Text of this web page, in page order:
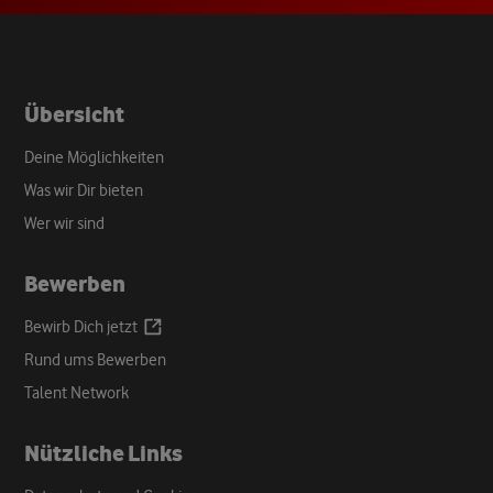
tab
Übersicht
Deine Möglichkeiten
Was wir Dir bieten
Wer wir sind
Bewerben
Bewirb Dich jetzt
Opens
Rund ums Bewerben
Talent Network
Nützliche Links